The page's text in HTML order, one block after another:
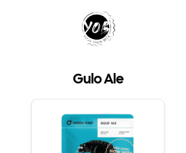
Your Own Beer
Gulo Ale